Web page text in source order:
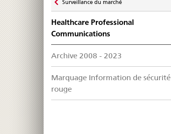
zu
Surveillance du marché
Healthcare Professional
Communications
Archive 2008 - 2023
Marquage Information de sécurité
rouge